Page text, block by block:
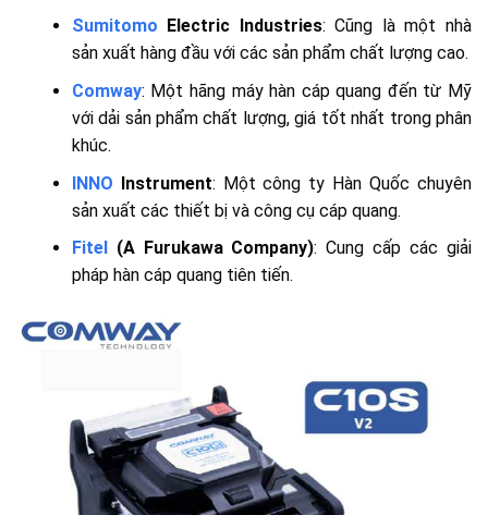
Sumitomo Electric Industries: Cũng là một nhà
sản xuất hàng đầu với các sản phẩm chất lượng cao.
Comway: Một hãng máy hàn cáp quang đến từ Mỹ
với dải sản phẩm chất lượng, giá tốt nhất trong phân
khúc.
INNO Instrument: Một công ty Hàn Quốc chuyên
sản xuất các thiết bị và công cụ cáp quang.
Fitel
(A Furukawa Company): Cung cấp các giải
pháp hàn cáp quang tiên tiến.